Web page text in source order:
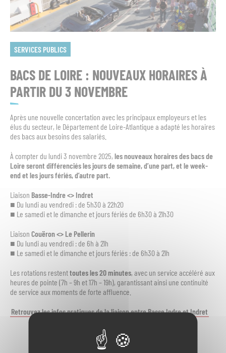
SERVICES PUBLICS
BACS DE LOIRE : NOUVEAUX HORAIRES À
PARTIR DU 3 NOVEMBRE
Après une nouvelle concertation avec les principaux employeurs et les
élus du secteur, le Département de Loire-Atlantique a adapté les horaires
des bacs aux besoins des salariés.
À compter du lundi 3 novembre 2025, les nouveaux horaires des bacs de
Loire seront différenciés les jours de semaine, d’une part, et le week-
end et les jours fériés, d’autre part.
Liaison Basse-Indre <> Indret
■ Du lundi au vendredi : de 5h30 à 22h20
■ Le samedi et le dimanche et jours fériés de 6h30 à 21h30
Liaison Couëron <> Le Pellerin
■ Du lundi au vendredi : de 6h à 21h
■ Le samedi et le dimanche et jours fériés : de 6h30 à 21h
Les rotations restenttoutes les 20 minutes, avec un service accéléré aux
heures de pointe (7h – 9h et 17h – 19h), garantissant ainsi une continuité
de service aux moments de forte affluence.
Retrouvez les infos pratiques de la liaison entre Basse Indre et Indret